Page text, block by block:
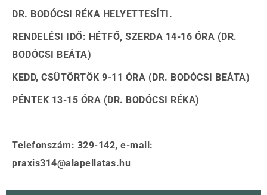
DR. BODÓCSI RÉKA HELYETTESÍTI.
RENDELÉSI IDŐ: HÉTFŐ, SZERDA 14-16 ÓRA (DR.
BODÓCSI BEÁTA)
KEDD, CSÜTÖRTÖK 9-11 ÓRA (DR. BODÓCSI BEÁTA)
PÉNTEK 13-15 ÓRA (DR. BODÓCSI RÉKA)
Telefonszám: 329-142, e-mail:
praxis314@alapellatas.hu